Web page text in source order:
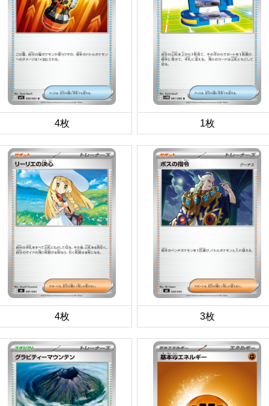
4枚 1枚
4枚 3枚